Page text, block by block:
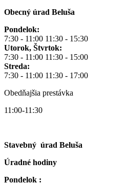
Obecný úrad Beluša
Pondelok:
7:30 - 11:00 11:30 - 15:30
Utorok, Štvrtok:
7:30 - 11:00 11:30 - 15:00
Streda:
7:30 - 11:00 11:30 - 17:00
Obedňajšia prestávka
11:00-11:30
Stavebný úrad Beluša
Úradné hodiny
Pondelok :